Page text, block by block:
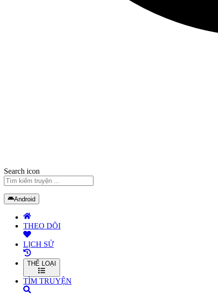
Search icon
Android
THEO DÕI
LỊCH SỬ
THỂ LOẠI
TÌM TRUYỆN